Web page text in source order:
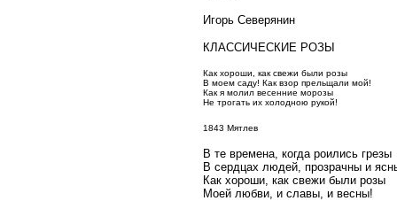
Игорь Северянин
КЛАССИЧЕСКИЕ РОЗЫ
Как хороши, как свежи были розы
В моем саду! Как взор прельщали мой!
Как я молил весенние морозы
Не трогать их холодною рукой!
1843 Мятлев
В те времена, когда роились грезы
В сердцах людей, прозрачны и
Как хороши, как свежи были розы
Моей любви, и славы, и весны!